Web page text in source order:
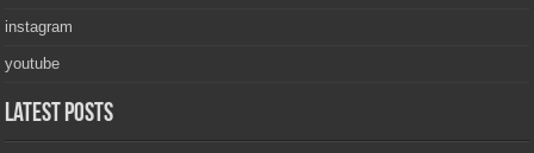
instagram
youtube
Latest Posts